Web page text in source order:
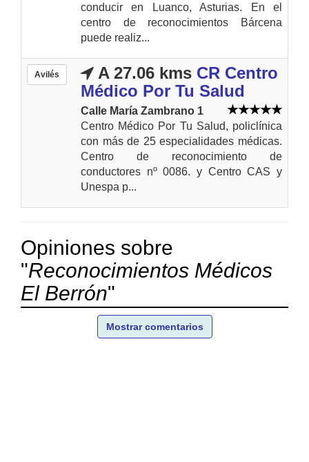
conducir en Luanco, Asturias. En el
centro de reconocimientos Bárcena
puede realiz...
Avilés A 27.06 kms CR Centro
Médico Por Tu Salud
Calle María Zambrano 1
Centro Médico Por Tu Salud, policlínica
con más de 25 especialidades médicas.
Centro de reconocimiento de
conductores nº 0086. y Centro CAS y
Unespa p...
Opiniones sobre
"Reconocimientos Médicos
El Berrón"
Mostrar comentarios